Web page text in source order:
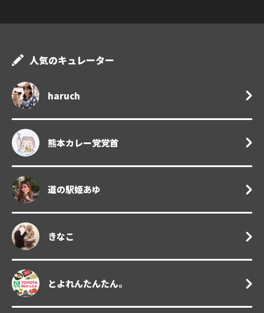
人気のキュレーター
haruch
熊本カレー党党首
道の駅姫あゆ
きなこ
とよれんたんたん。